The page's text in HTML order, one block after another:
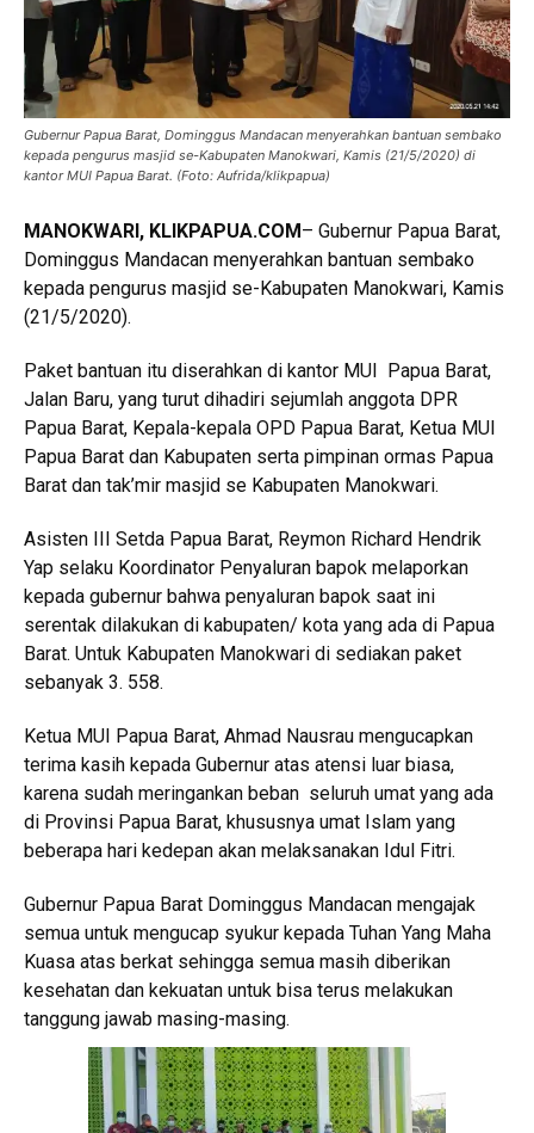
Gubernur Papua Barat, Dominggus Mandacan menyerahkan bantuan sembako
kepada pengurus masjid se-Kabupaten Manokwari, Kamis (21/5/2020) di
kantor MUI Papua Barat. (Foto: Aufrida/klikpapua)
MANOKWARI, KLIKPAPUA.COM– Gubernur Papua Barat,
Dominggus Mandacan menyerahkan bantuan sembako
kepada pengurus masjid se-Kabupaten Manokwari, Kamis
(21/5/2020).
Paket bantuan itu diserahkan di kantor MUI Papua Barat,
Jalan Baru, yang turut dihadiri sejumlah anggota DPR
Papua Barat, Kepala-kepala OPD Papua Barat, Ketua MUI
Papua Barat dan Kabupaten serta pimpinan ormas Papua
Barat dan tak’mir masjid se Kabupaten Manokwari.
Asisten III Setda Papua Barat, Reymon Richard Hendrik
Yap selaku Koordinator Penyaluran bapok melaporkan
kepada gubernur bahwa penyaluran bapok saat ini
serentak dilakukan di kabupaten/ kota yang ada di Papua
Barat. Untuk Kabupaten Manokwari di sediakan paket
sebanyak 3. 558.
Ketua MUI Papua Barat, Ahmad Nausrau mengucapkan
terima kasih kepada Gubernur atas atensi luar biasa,
karena sudah meringankan beban seluruh umat yang ada
di Provinsi Papua Barat, khususnya umat Islam yang
beberapa hari kedepan akan melaksanakan Idul Fitri.
Gubernur Papua Barat Dominggus Mandacan mengajak
semua untuk mengucap syukur kepada Tuhan Yang Maha
Kuasa atas berkat sehingga semua masih diberikan
kesehatan dan kekuatan untuk bisa terus melakukan
tanggung jawab masing-masing.